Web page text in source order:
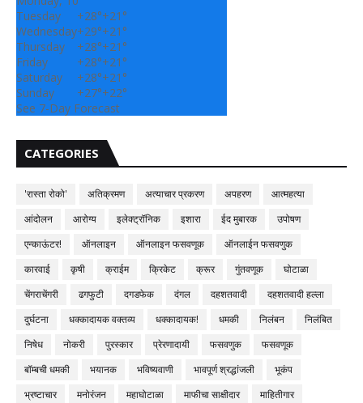
Tuesday
+28°+21°
Wednesday+29°+21°
Thursday
+28°+21°
Friday
+28°+21°
Saturday
+28°+21°
Sunday
+27°+22°
See 7-Day Forecast
CATEGORIES
'रास्ता रोको' अतिक्रमण अत्याचार प्रकरण अपहरण
आत्महत्या
आंदोलन
आरोग्य इलेक्ट्रॉनिक इशारा ईद मुबारक
उपोषण
एन्काऊंटर!
ऑनलाइन ऑनलाइन फसवणूक
ऑनलाईन फसवणुक
कारवाई
कृषी क्राईम क्रिकेट क्रूर गुंतवणूक
घोटाळा
चेंगराचेंगरी
ढगफुटी दगडफेक दंगल दहशतवादी
दहशतवादी हल्ला
दुर्घटना
धक्कादायक वक्तव्य धक्कादायक! धमकी निलंबन
निलंबित
निषेध
नोकरी पुरस्कार प्रेरणादायी फसवणुक
फसवणूक
बॉम्बची धमकी
भयानक भविष्यवाणी भावपूर्ण श्रद्धांजली
भूकंप
भ्रष्टाचार
मनोरंजन महाघोटाळा माफीचा साक्षीदार
माहितीगार